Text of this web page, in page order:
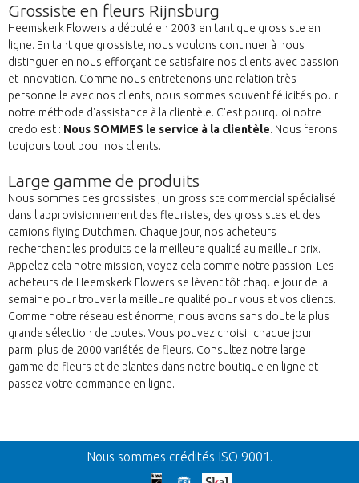
Grossiste en fleurs Rijnsburg
Heemskerk Flowers a débuté en 2003 en tant que grossiste en
ligne. En tant que grossiste, nous voulons continuer à nous
distinguer en nous efforçant de satisfaire nos clients avec passion
et innovation. Comme nous entretenons une relation très
personnelle avec nos clients, nous sommes souvent félicités pour
notre méthode d'assistance à la clientèle. C'est pourquoi notre
credo est : Nous SOMMES le service à la clientèle. Nous ferons
toujours tout pour nos clients.
Large gamme de produits
Nous sommes des grossistes ; un grossiste commercial spécialisé
dans l'approvisionnement des fleuristes, des grossistes et des
camions flying Dutchmen. Chaque jour, nos acheteurs
recherchent les produits de la meilleure qualité au meilleur prix.
Appelez cela notre mission, voyez cela comme notre passion. Les
acheteurs de Heemskerk Flowers se lèvent tôt chaque jour de la
semaine pour trouver la meilleure qualité pour vous et vos clients.
Comme notre réseau est énorme, nous avons sans doute la plus
grande sélection de toutes. Vous pouvez choisir chaque jour
parmi plus de 2000 variétés de fleurs. Consultez notre large
gamme de fleurs et de plantes dans notre boutique en ligne et
passez votre commande en ligne.
Retour
Nous sommes crédités ISO 9001.